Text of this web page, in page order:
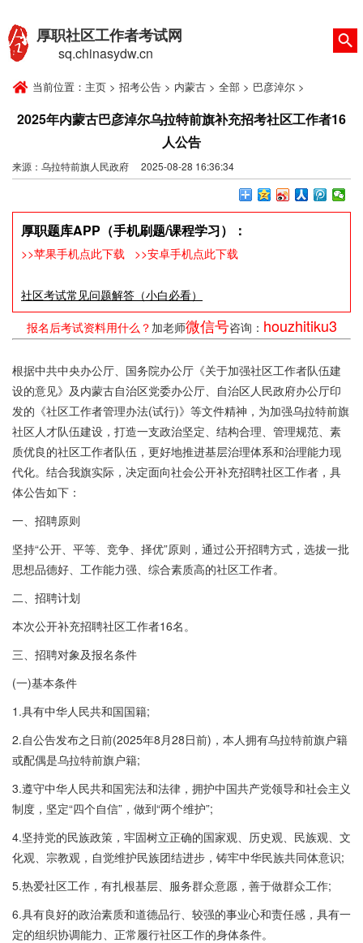
厚职社区工作者考试网
sq.chinasydw.cn
当前位置： 主页 > 招考公告 > 内蒙古 > 全部 > 巴彦淖尔 >
2025年内蒙古巴彦淖尔乌拉特前旗补充招考社区工作者16
人公告
来源：乌拉特前旗人民政府 2025-08-28 16:36:34
厚职题库APP（手机刷题/课程学习）：
>>苹果手机点此下载 >>安卓手机点此下载
社区考试常见问题解答（小白必看）
报名后考试资料用什么？ 加老师微信号咨询： houzhitiku3
根据中共中央办公厅、国务院办公厅《关于加强社区工作者队伍建
设的意见》及内蒙古自治区党委办公厅、自治区人民政府办公厅印
发的《社区工作者管理办法(试行)》等文件精神，为加强乌拉特前旗
社区人才队伍建设，打造一支政治坚定、结构合理、管理规范、素
质优良的社区工作者队伍，更好地推进基层治理体系和治理能力现
代化。结合我旗实际，决定面向社会公开补充招聘社区工作者，具
体公告如下：
一、招聘原则
坚持“公开、平等、竞争、择优”原则，通过公开招聘方式，选拔一批
思想品德好、工作能力强、综合素质高的社区工作者。
二、招聘计划
本次公开补充招聘社区工作者16名。
三、招聘对象及报名条件
(一)基本条件
1.具有中华人民共和国国籍;
2.自公告发布之日前(2025年8月28日前)，本人拥有乌拉特前旗户籍
或配偶是乌拉特前旗户籍;
3.遵守中华人民共和国宪法和法律，拥护中国共产党领导和社会主义
制度，坚定“四个自信”，做到“两个维护”;
4.坚持党的民族政策，牢固树立正确的国家观、历史观、民族观、文
化观、宗教观，自觉维护民族团结进步，铸牢中华民族共同体意识;
5.热爱社区工作，有扎根基层、服务群众意愿，善于做群众工作;
6.具有良好的政治素质和道德品行、较强的事业心和责任感，具有一
定的组织协调能力、正常履行社区工作的身体条件。